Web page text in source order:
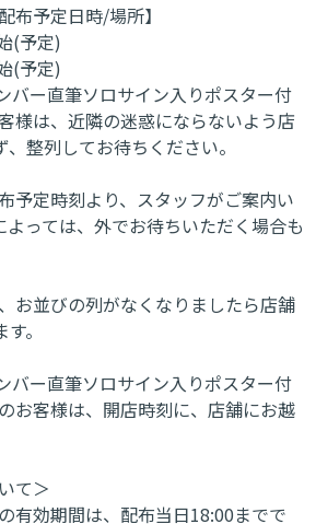
布予定日時/場所】
(予定)
(予定)
バー直筆ソロサイン入りポスター付
様は、近隣の迷惑にならないよう店
整列してお待ちください。
予定時刻より、スタッフがご案内い
よっては、外でお待ちいただく場合も
お並びの列がなくなりましたら店舗
。
バー直筆ソロサイン入りポスター付
お客様は、開店時刻に、店舗にお越
て＞
有効期間は、配布当日18:00までで